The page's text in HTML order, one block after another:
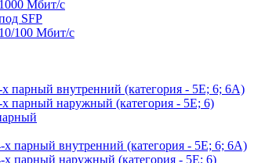
Мбит/с
SFP
100 Мбит/с
парный внутренний (категория - 5Е; 6; 6А)
х парный наружный (категория - 5Е; 6)
х парный внутренний (категория - 5Е; 6; 6А)
х парный наружный (категория - 5Е; 6)